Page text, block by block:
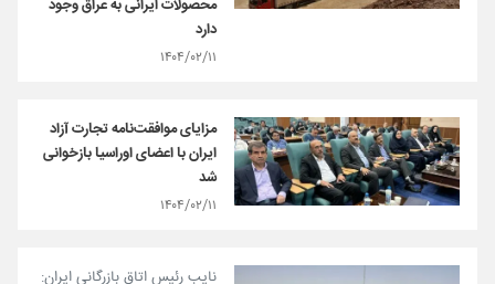
محصولات ایرانی به عراق وجود
دارد
۱۴۰۴/۰۲/۱۱
مزایای موافقت‌نامه تجارت آزاد
ایران با اعضای اوراسیا بازخوانی
شد
۱۴۰۴/۰۲/۱۱
نایب رئیس اتاق بازرگانی ایران: